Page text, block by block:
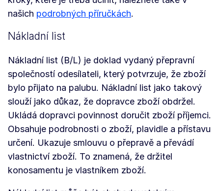
našich podrobných příručkách.
Nákladní list
Nákladní list (B/L) je doklad vydaný přepravní
společností odesílateli, který potvrzuje, že zboží
bylo přijato na palubu. Nákladní list jako takový
slouží jako důkaz, že dopravce zboží obdržel.
Ukládá dopravci povinnost doručit zboží příjemci.
Obsahuje podrobnosti o zboží, plavidle a přístavu
určení. Ukazuje smlouvu o přepravě a převádí
vlastnictví zboží. To znamená, že držitel
konosamentu je vlastníkem zboží.